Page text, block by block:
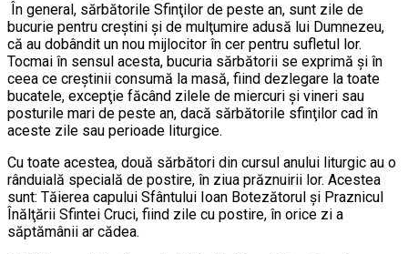
În general, sărbătorile Sfinţilor de peste an, sunt zile de
bucurie pentru creştini şi de mulţumire adusă lui Dumnezeu,
că au dobândit un nou mijlocitor în cer pentru sufletul lor.
Tocmai în sensul acesta, bucuria sărbătorii se exprimă şi în
ceea ce creştinii consumă la masă, fiind dezlegare la toate
bucatele, excepţie făcând zilele de miercuri şi vineri sau
posturile mari de peste an, dacă sărbătorile sfinţilor cad în
aceste zile sau perioade liturgice.
Cu toate acestea, două sărbători din cursul anului liturgic au o
rânduială specială de postire, în ziua prăznuirii lor. Acestea
sunt: Tăierea capului Sfântului Ioan Botezătorul şi Praznicul
Înălţării Sfintei Cruci, fiind zile cu postire, în orice zi a
săptămânii ar cădea.